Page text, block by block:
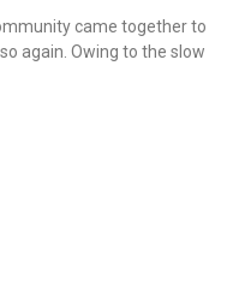
came together to
again. Owing to the slow